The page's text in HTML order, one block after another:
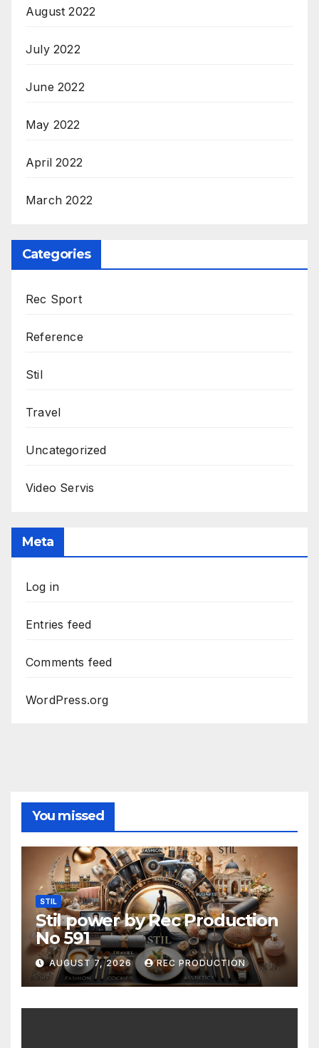
August 2022
July 2022
June 2022
May 2022
April 2022
March 2022
Categories
Rec Sport
Reference
Stil
Travel
Uncategorized
Video Servis
Meta
Log in
Entries feed
Comments feed
WordPress.org
You missed
STIL
Stil power by Rec Production
No 591
AUGUST 7, 2026 REC PRODUCTION